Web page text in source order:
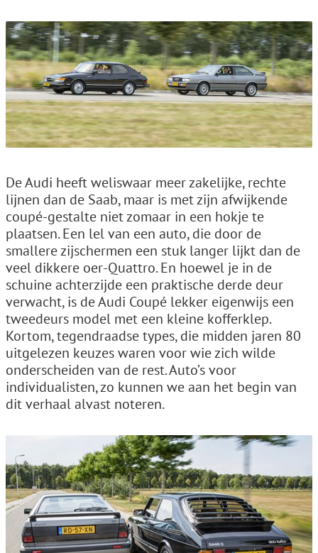
De Audi heeft weliswaar meer zakelijke, rechte
lijnen dan de Saab, maar is met zijn afwijkende
coupé-gestalte niet zomaar in een hokje te
plaatsen. Een lel van een auto, die door de
smallere zijschermen een stuk langer lijkt dan de
veel dikkere oer-Quattro. En hoewel je in de
schuine achterzijde een praktische derde deur
verwacht, is de Audi Coupé lekker eigenwijs een
tweedeurs model met een kleine kofferklep.
Kortom, tegendraadse types, die midden jaren 80
uitgelezen keuzes waren voor wie zich wilde
onderscheiden van de rest. Auto’s voor
individualisten, zo kunnen we aan het begin van
dit verhaal alvast noteren.